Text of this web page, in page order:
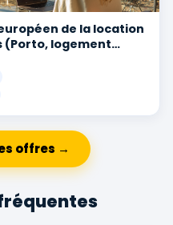
de la location
(Porto, logement
offres →
fréquentes